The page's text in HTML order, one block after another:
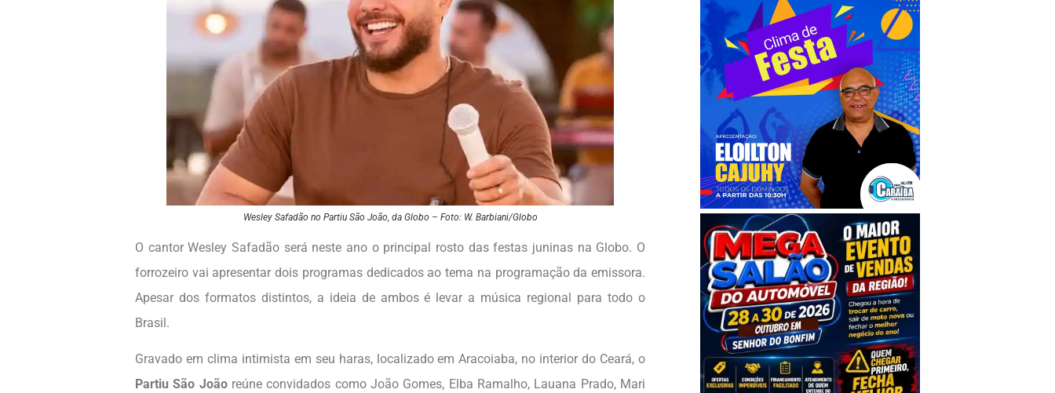
Wesley Safadão no Partiu São João, da Globo – Foto: W. Barbiani/Globo
O cantor Wesley Safadão será neste ano o principal rosto das festas juninas na Globo. O
forrozeiro vai apresentar dois programas dedicados ao tema na programação da emissora.
Apesar dos formatos distintos, a ideia de ambos é levar a música regional para todo o
Brasil.
Gravado em clima intimista em seu haras, localizado em Aracoiaba, no interior do Ceará, o
Partiu São Joãoreúne convidados como João Gomes, Elba Ramalho, Lauana Prado, Mari